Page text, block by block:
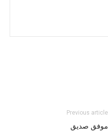
Previous article
موفق صديق